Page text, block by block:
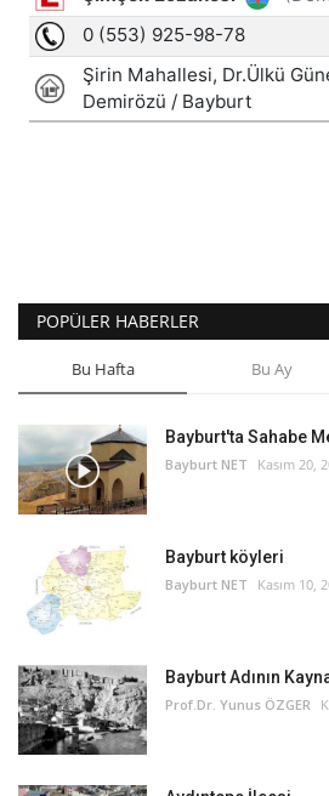
POPÜLER HABERLER
Bu Hafta Bu Ay
Bayburt'ta Sahabe
Bayburt NET Kasım 20,
Bayburt köyleri
Bayburt NET Kasım 10,
Bayburt Adının
Prof.Dr. Yunus ÖZGER